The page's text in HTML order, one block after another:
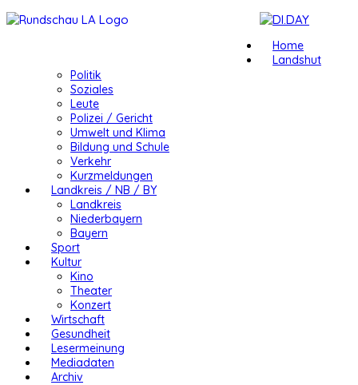
Home
Landshut
Politik
Soziales
Leute
Polizei / Gericht
Umwelt und Klima
Bildung und Schule
Verkehr
Kurzmeldungen
Landkreis / NB / BY
Landkreis
Niederbayern
Bayern
Sport
Kultur
Kino
Theater
Konzert
Wirtschaft
Gesundheit
Lesermeinung
Mediadaten
Archiv